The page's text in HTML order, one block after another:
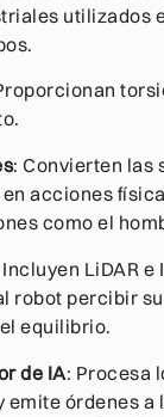
utilizados
: Convierten las
acciones
como el
LiDAR e
robot percibir
equilibrio.
de IA: Procesa
emite órdenes a